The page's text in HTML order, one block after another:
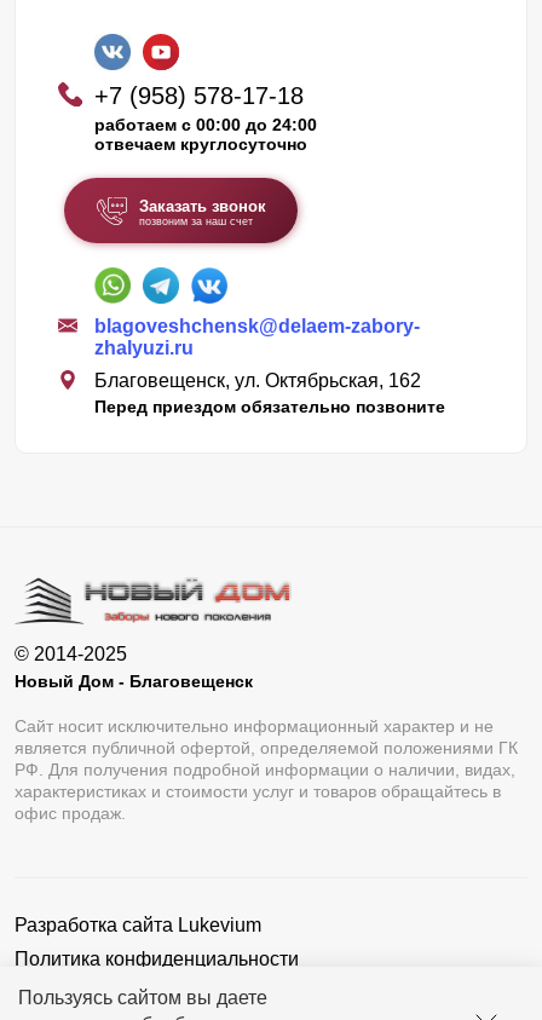
Пользуясь сайтом вы даете
+7 (958) 578-17-18
работаем с 00:00 до 24:00
отвечаем круглосуточно
Заказать звонок
позвоним за наш счет
blagoveshchensk@delaem-zabory-
zhalyuzi.ru
Благовещенск, ул. Октябрьская, 162
Перед приездом обязательно позвоните
© 2014-2025
Новый Дом - Благовещенск
Сайт носит исключительно информационный характер и не
является публичной офертой, определяемой положениями ГК
РФ. Для получения подробной информации о наличии, видах,
характеристиках и стоимости услуг и товаров обращайтесь в
офис продаж.
Разработка сайта Lukevium
Политика конфиденциальности
Пользовательское соглашение